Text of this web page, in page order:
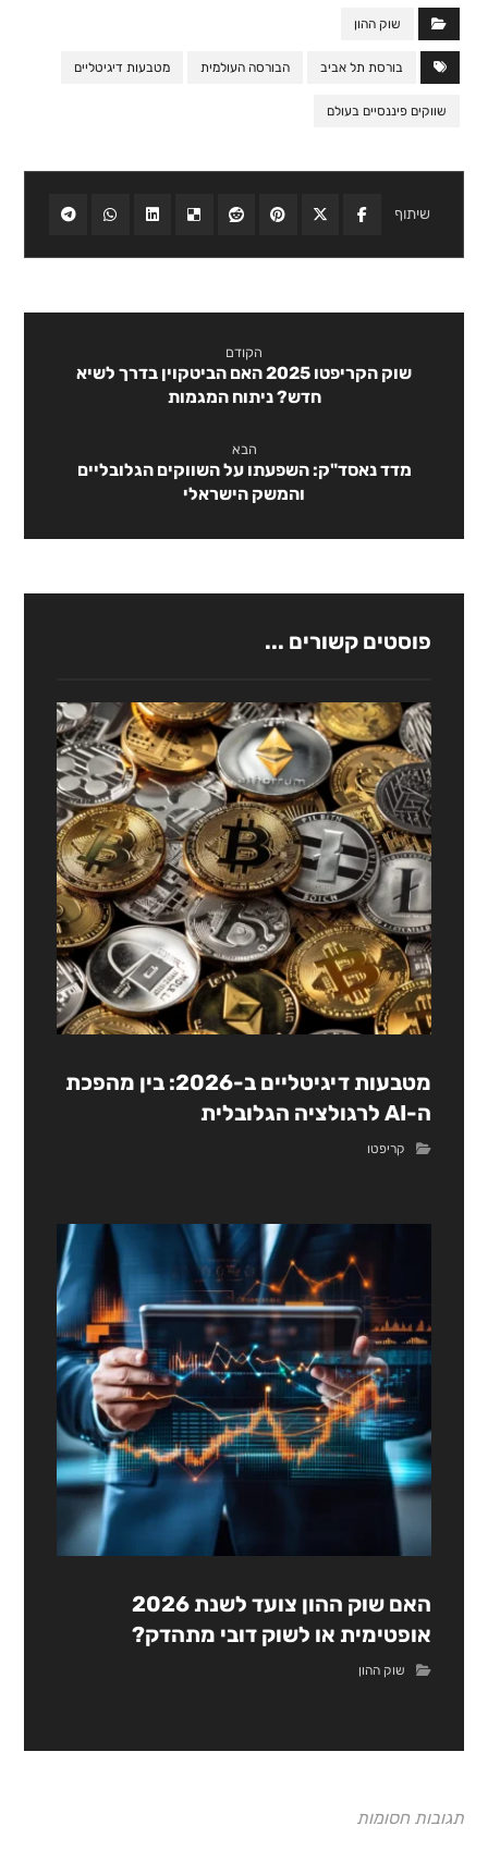
שוק ההון
בורסת תל אביב הבורסה העולמית מטבעות דיגיטליים
שווקים פיננסיים בעולם
הקודם
שוק הקריפטו 2025 האם הביטקוין בדרך לשיא
חדש? ניתוח המגמות
הבא
מדד נאסד"ק: השפעתו על השווקים הגלובליים
והמשק הישראלי
פוסטים קשורים ...
מטבעות דיגיטליים ב-2026: בין מהפכת
ה-AI לרגולציה הגלובלית
קריפטו
האם שוק ההון צועד לשנת 2026
אופטימית או לשוק דובי מתהדק?
שוק ההון
תגובות חסומות